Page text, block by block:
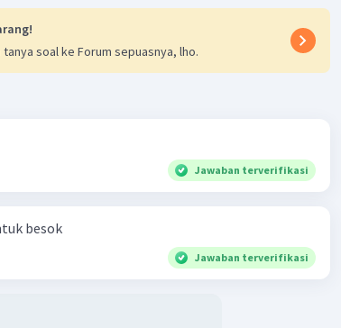
soal ke Forum sepuasnya, lho.
Jawaban terverifikasi
besok
Jawaban terverifikasi